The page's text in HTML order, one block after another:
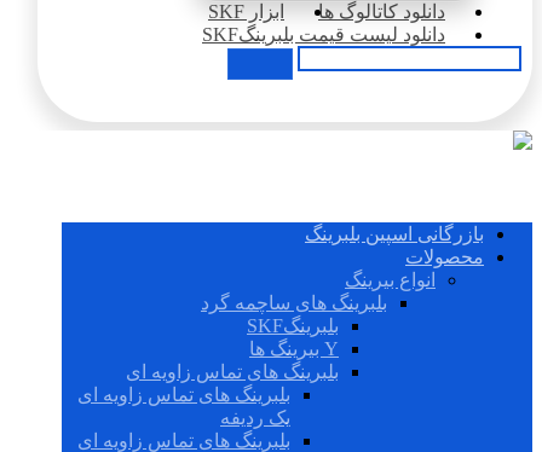
دانلود کاتالوگ ها
ابزار SKF
دانلود لیست قیمت بلبرینگSKF
بازرگانی اسپین بلبرینگ
محصولات
انواع بیرینگ
بلبرینگ های ساچمه گرد
بلبرینگSKF
Y بیرینگ ها
بلبرینگ های تماس زاویه ای
بلبرینگ های تماس زاویه ای
یک ردیفه
بلبرینگ های تماس زاویه ای